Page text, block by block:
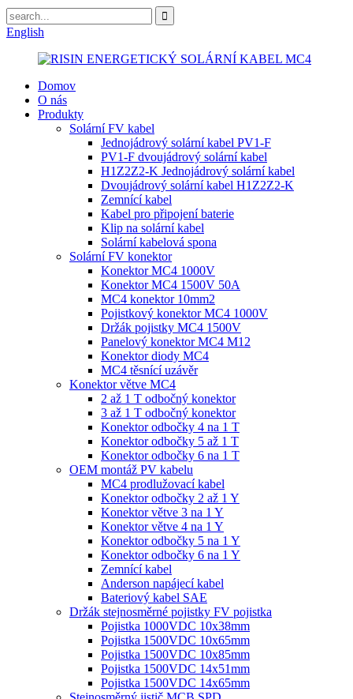
English
Domov
O nás
Produkty
Solární FV kabel
Jednojádrový solární kabel PV1-F
PV1-F dvoujádrový solární kabel
H1Z2Z2-K Jednojádrový solární kabel
Dvoujádrový solární kabel H1Z2Z2-K
Zemnící kabel
Kabel pro připojení baterie
Klip na solární kabel
Solární kabelová spona
Solární FV konektor
Konektor MC4 1000V
Konektor MC4 1500V 50A
MC4 konektor 10mm2
Pojistkový konektor MC4 1000V
Držák pojistky MC4 1500V
Panelový konektor MC4 M12
Konektor diody MC4
MC4 těsnící uzávěr
Konektor větve MC4
2 až 1 T odbočný konektor
3 až 1 T odbočný konektor
Konektor odbočky 4 na 1 T
Konektor odbočky 5 až 1 T
Konektor odbočky 6 na 1 T
OEM montáž PV kabelu
MC4 prodlužovací kabel
Konektor odbočky 2 až 1 Y
Konektor větve 3 na 1 Y
Konektor větve 4 na 1 Y
Konektor odbočky 5 na 1 Y
Konektor odbočky 6 na 1 Y
Zemnící kabel
Anderson napájecí kabel
Bateriový kabel SAE
Držák stejnosměrné pojistky FV pojistka
Pojistka 1000VDC 10x38mm
Pojistka 1500VDC 10x65mm
Pojistka 1500VDC 10x85mm
Pojistka 1500VDC 14x51mm
Pojistka 1500VDC 14x65mm